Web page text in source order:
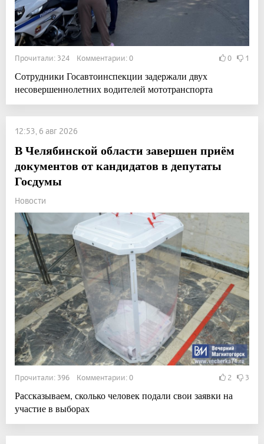
Прочитали: 324 Комментарии: 0 0 1
Сотрудники Госавтоинспекции задержали двух
несовершеннолетних водителей мототранспорта
12:53, 6 авг 2026
В Челябинской области завершен приём
документов от кандидатов в депутаты
Госдумы
Новости
Прочитали: 396 Комментарии: 0 2 3
Рассказываем, сколько человек подали свои заявки на
участие в выборах